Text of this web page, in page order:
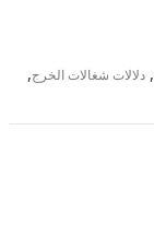
,دلالات شغالات الخرج,